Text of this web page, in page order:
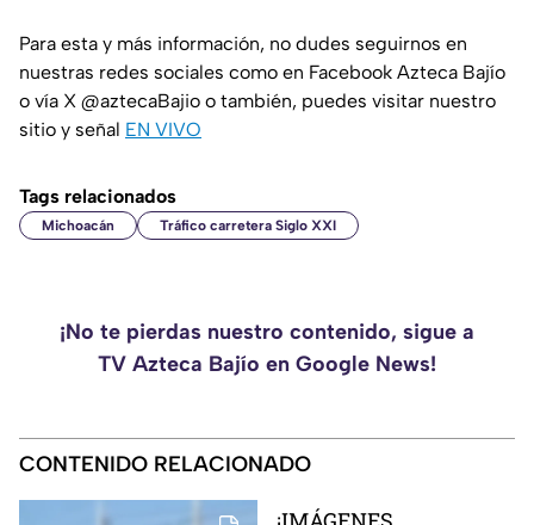
Para esta y más información, no dudes seguirnos en
nuestras redes sociales como en Facebook Azteca Bajío
o vía X @aztecaBajio o también, puedes visitar nuestro
sitio y señal EN VIVO
Tags relacionados
Michoacán Tráfico carretera Siglo XXI
¡No te pierdas nuestro contenido, sigue a
TV Azteca Bajío en Google News!
CONTENIDO RELACIONADO